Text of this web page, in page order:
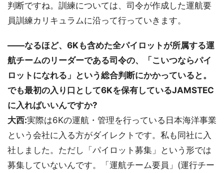
判断ですね。訓練については、司令が作成した運航要
員訓練カリキュラムに沿って行っていきます。
――なるほど、6Kも含めた全パイロットが所属する運
航チームのリーダーである司令の、「こいつならパイ
ロットになれる」という総合判断にかかっていると。
でも最初の入り口として6Kを保有しているJAMSTEC
に入ればいいんですか?
大西:実際は6Kの運航・管理を行っている日本海洋事業
という会社に入る方がダイレクトです。私も同社に入
社しました。ただし「パイロット募集」という形では
募集していないんです。「運航チーム要員」(運行チー